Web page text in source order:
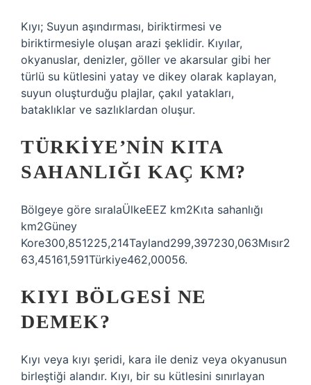
Kıyı; Suyun aşındırması, biriktirmesi ve
biriktirmesiyle oluşan arazi şeklidir. Kıyılar,
okyanuslar, denizler, göller ve akarsular gibi her
türlü su kütlesini yatay ve dikey olarak kaplayan,
suyun oluşturduğu plajlar, çakıl yatakları,
bataklıklar ve sazlıklardan oluşur.
TÜRKIYE’NIN KITA
SAHANLIĞI KAÇ KM?
Bölgeye göre sıralaÜlkeEEZ km2Kıta sahanlığı
km2Güney
Kore300,851225,214Tayland299,397230,063Mısır2
63,45161,591Türkiye462,00056.
KIYI BÖLGESI NE
DEMEK?
Kıyı veya kıyı şeridi, kara ile deniz veya okyanusun
birleştiği alandır. Kıyı, bir su kütlesini sınırlayan